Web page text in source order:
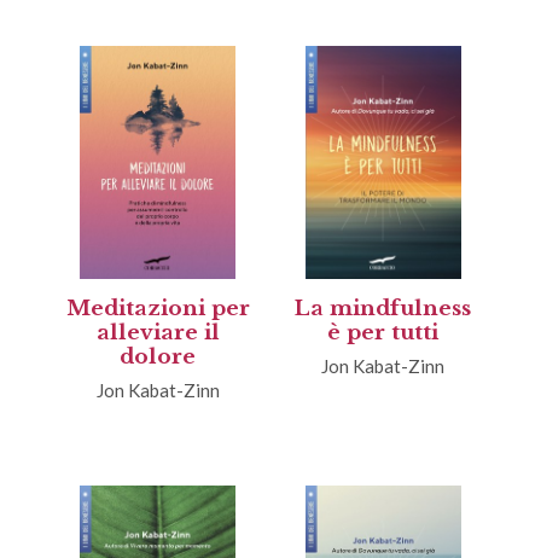
Meditazioni per
alleviare il
dolore
Jon Kabat-Zinn
La mindfulness
è per tutti
Jon Kabat-Zinn